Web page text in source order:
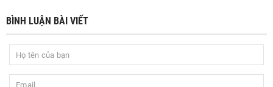
BÌNH LUẬN BÀI VIẾT